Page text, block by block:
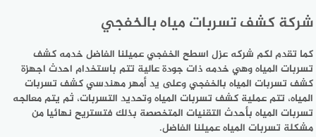
شركة كشف تسربات مياه بالخفجي
كما تقدم لكم شركه عزل اسطح الخفجي عميلنا الفاضل خدمه كشف
تسربات المياه وهي خدمه ذات جودة عالية تتم باستخدام احدث اجهزة
كشف تسربات المياه بالخفجي وعلى يد أمهر مهندسي كشف تسربات
المياه، تتم عملية كشف تسربات المياه وتحديد التسربات، ثم يتم معالجه
تسربات المياه بأحدث التقنيات المتخصصة بذلك فتستريح نهائيا من
مشكلة تسربات المياه عميلنا الفاضل.